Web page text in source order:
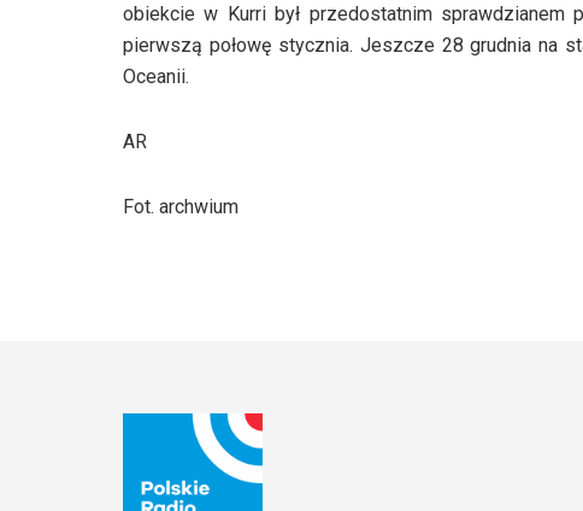
obiekcie w Kurri był przedostatnim sprawdzianem
pierwszą połowę stycznia. Jeszcze 28 grudnia na
Oceanii.
AR
Fot. archwium